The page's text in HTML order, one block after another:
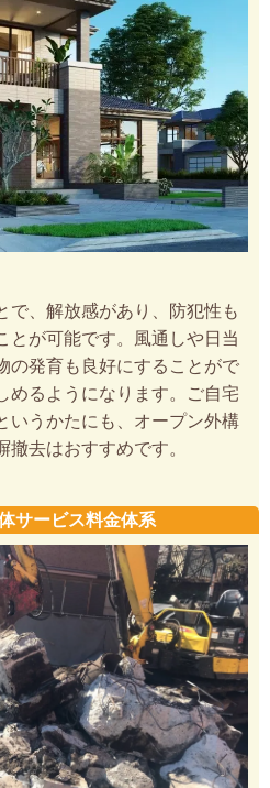
で、解放感があり、防犯性も
とが可能です。風通しや日当
の発育も良好にすることがで
めるようになります。ご自宅
いうかたにも、オープン外構
去はおすすめです。
サービス料金体系